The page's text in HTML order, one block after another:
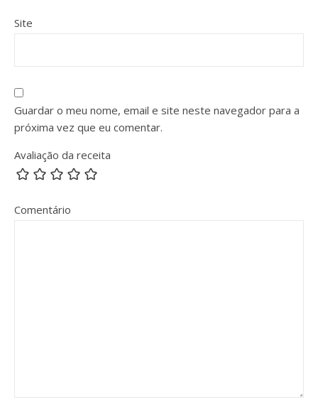
Site
Guardar o meu nome, email e site neste navegador para a
próxima vez que eu comentar.
Avaliação da receita
Comentário